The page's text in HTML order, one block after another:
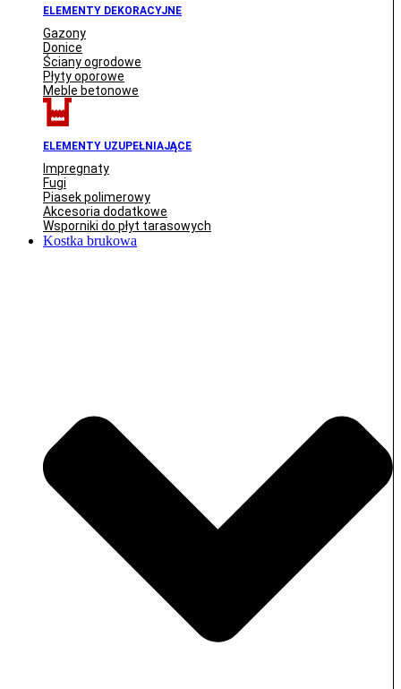
ELEMENTY DEKORACYJNE
Gazony
Donice
Ściany ogrodowe
Płyty oporowe
Meble betonowe
ELEMENTY UZUPEŁNIAJĄCE
Impregnaty
Fugi
Piasek polimerowy
Akcesoria dodatkowe
Wsporniki do płyt tarasowych
Kostka brukowa